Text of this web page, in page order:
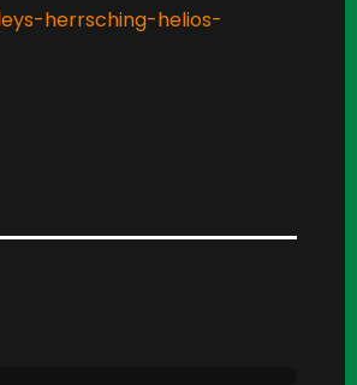
herrsching-helios-